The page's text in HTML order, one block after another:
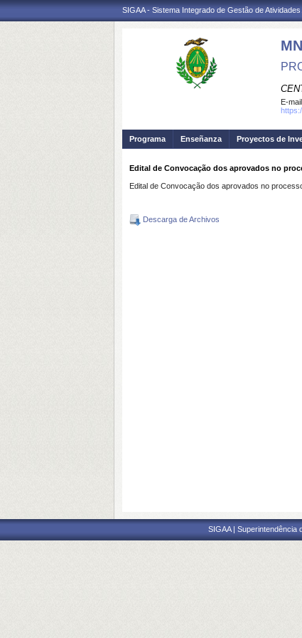
SIGAA - Sistema Integrado de Gestão de
E-
Programa Enseñanza Proyectos de
Edital de Convocação dos aprovados no
Edital de Convocação dos aprovados no
Descarga de Archivos
SIGAA | Superintendência